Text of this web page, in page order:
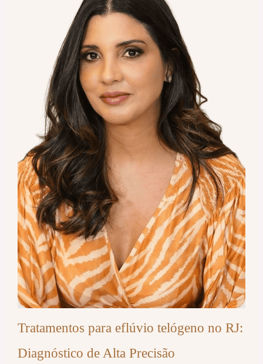
Tratamentos para eflúvio telógeno no RJ:
Diagnóstico de Alta Precisão